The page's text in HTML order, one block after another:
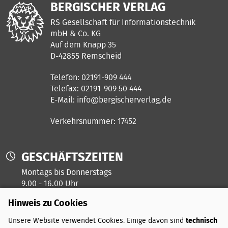
BERGISCHER VERLAG
RS Gesellschaft für Informationstechnik
mbH & Co. KG
Auf dem Knapp 35
D-42855 Remscheid
Telefon: 02191-909 444
Telefax: 02191-909 50 444
E-Mail: info@bergischerverlag.de
Verkehrsnummer: 17452
GESCHÄFTSZEITEN
Montags bis Donnerstags
9.00 - 16.00 Uhr
Freitags ist unser Kreativtag
Hinweis zu Cookies
Unsere Website verwendet Cookies. Einige davon sind technisch